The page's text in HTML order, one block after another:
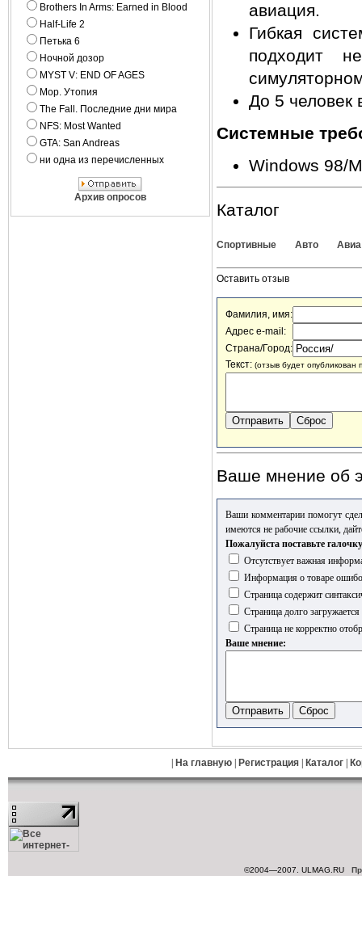
Brothers In Arms: Earned in Blood
Half-Life 2
Петька 6
Ночной дозор
MYST V: END OF AGES
Мор. Утопия
The Fall. Последние дни мира
NFS: Most Wanted
GTA: San Andreas
ни одна из перечисленных
Архив опросов
авиация.
Гибкая
подходит
До 5 человек
Системные
Windows 98/
Каталог
Спортивные Авто Авиа
Оставить отзыв
Фамилия, имя:
Адрес e-mail:
Страна/Город:
Текст: (отзыв будет опубликован
Ваше мнение об
Ваши комментарии помогут
имеются не рабочие ссылки,
Пожалуйста поставьте
Отсутствует важная
Информация о товаре
Страница содержит
Страница долго загружается
Страница не корректно
Ваше мнение:
На главную| Регистрация| Каталог|
©2004—2007. ULMAG.RU